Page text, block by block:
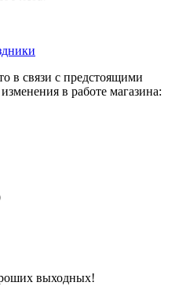
в связи с предстоящими
в работе магазина:
выходных!